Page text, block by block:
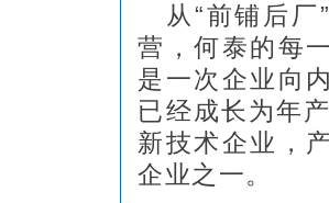
从“前铺后厂
营，何泰的每
是一次企业向
已经成长为年
新技术企业，
企业之一。